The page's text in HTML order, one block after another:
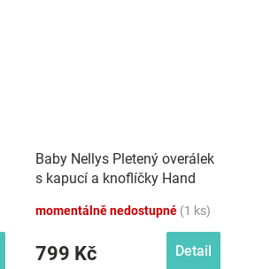
Baby Nellys Pletený overálek
s kapucí a knoflíčky Hand
momentálně nedostupné (1 ks)
799 Kč Detail